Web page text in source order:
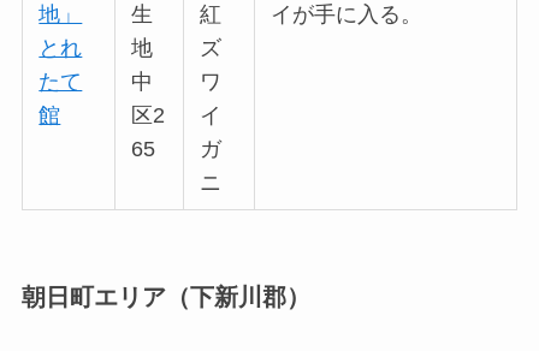
地」
とれ
たて
館
生
地
中
区2
65
紅
ズ
ワ
イ
ガ
ニ
イが手に入る。
朝日町エリア（下新川郡）